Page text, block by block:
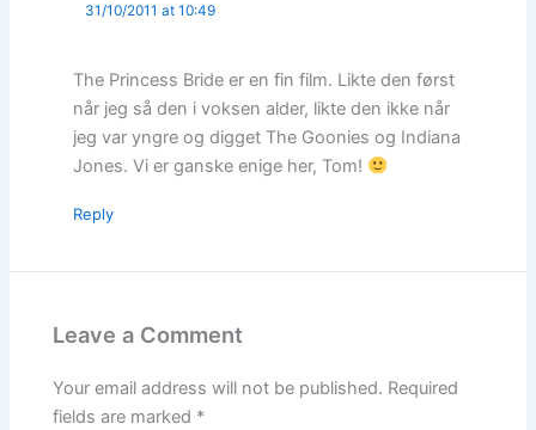
31/10/2011 at 10:49
The Princess Bride er en fin film. Likte den først
når jeg så den i voksen alder, likte den ikke når
jeg var yngre og digget The Goonies og Indiana
Jones. Vi er ganske enige her, Tom!
Reply
Leave a Comment
Your email address will not be published. Required
fields are marked *